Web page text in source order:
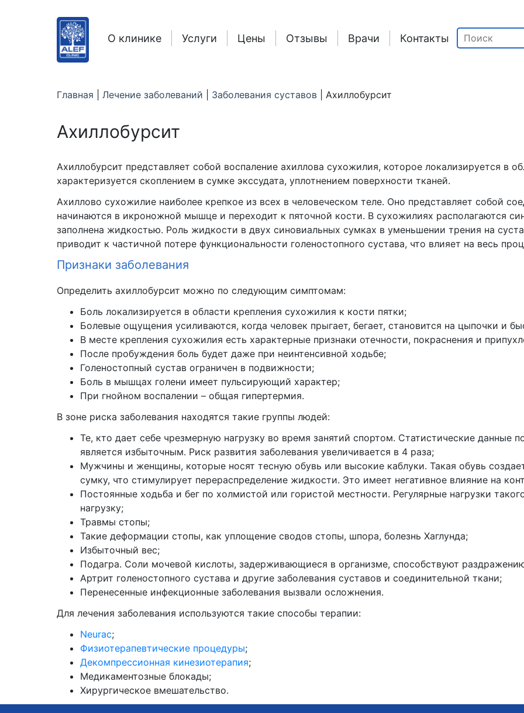
О клинике Услуги Цены Отзывы Врачи Контакты
Главная Лечение заболеваний Заболевания суставов Ахиллобурсит
Ахиллобурсит
Ахиллобурсит представляет собой воспаление ахиллова сухожилия, которое локализируется в
характеризуется скоплением в сумке экссудата, уплотнением поверхности тканей.
Ахиллово сухожилие наиболее крепкое из всех в человеческом теле. Оно представляет собой
начинаются в икроножной мышце и переходит к пяточной кости. В сухожилиях располагаются
заполнена жидкостью. Роль жидкости в двух синовиальных сумках в уменьшении трения на
приводит к частичной потере функциональности голеностопного сустава, что влияет на весь
Признаки заболевания
Определить ахиллобурсит можно по следующим симптомам:
Боль локализируется в области крепления сухожилия к кости пятки;
Болевые ощущения усиливаются, когда человек прыгает, бегает, становится на цыпочки и
В месте крепления сухожилия есть характерные признаки отечности, покраснения и
После пробуждения боль будет даже при неинтенсивной ходьбе;
Голеностопный сустав ограничен в подвижности;
Боль в мышцах голени имеет пульсирующий характер;
При гнойном воспалении – общая гипертермия.
В зоне риска заболевания находятся такие группы людей:
Те, кто дает себе чрезмерную нагрузку во время занятий спортом. Статистические данные
является избыточным. Риск развития заболевания увеличивается в 4 раза;
Мужчины и женщины, которые носят тесную обувь или высокие каблуки. Такая обувь
сумку, что стимулирует перераспределение жидкости. Это имеет негативное влияние на
Постоянные ходьба и бег по холмистой или гористой местности. Регулярные нагрузки
нагрузку;
Травмы стопы;
Такие деформации стопы, как уплощение сводов стопы, шпора, болезнь Хаглунда;
Избыточный вес;
Подагра. Соли мочевой кислоты, задерживающиеся в организме, способствуют
Артрит голеностопного сустава и другие заболевания суставов и соединительной ткани;
Перенесенные инфекционные заболевания вызвали осложнения.
Для лечения заболевания используются такие способы терапии:
Neurac;
Физиотерапевтические процедуры;
Декомпрессионная кинезиотерапия;
Медикаментозные блокады;
Хирургическое вмешательство.